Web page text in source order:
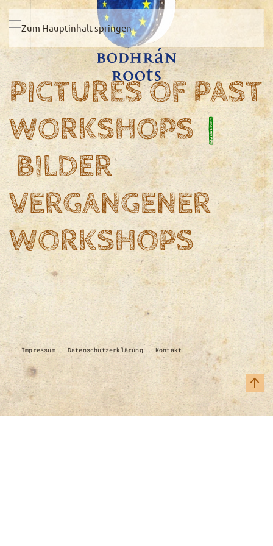
Zum Hauptinhalt springen
PICTURES OF PAST
WORKSHOPS|
BILDER
VERGANGENER
WORKSHOPS
Impressum Datenschutzerklärung Kontakt